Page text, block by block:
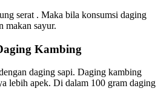
serat . Maka bila konsumsi daging
makan sayur.
Kambing
daging sapi. Daging kambing
lebih apek. Di dalam 100 gram daging